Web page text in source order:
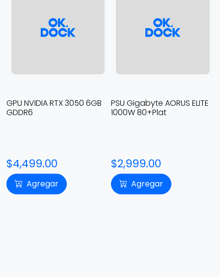
PSU Gigabyte AORUS ELITE
1000W 80+Plat
$2,999.00
Agregar
BASE,NBK,BTX,ANW,AC16250
$24,500.00
Agregar